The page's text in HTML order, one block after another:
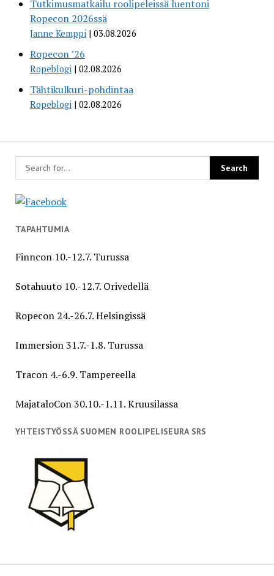
Tutkimusmatkailu roolipeleissä luentoni
Ropecon 2026ssä
Janne Kemppi 03.08.2026
Ropecon ’26
Ropeblogi 02.08.2026
Tähtikulkuri-pohdintaa
Ropeblogi 02.08.2026
TAPAHTUMIA
Finncon 10.-12.7. Turussa
Sotahuuto 10.-12.7. Orivedellä
Ropecon 24.-26.7. Helsingissä
Immersion 31.7.-1.8. Turussa
Tracon 4.-6.9. Tampereella
MajataloCon 30.10.-1.11. Kruusilassa
YHTEISTYÖSSÄ SUOMEN ROOLIPELISEURA SRS